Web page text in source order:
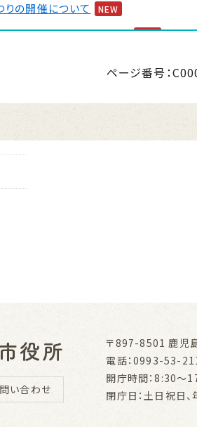
りの開催について NEW
活イベント2026 第2弾 NEW
ページ番号：
い合わせ
〒897-8501鹿児
電話：0993-53-
開庁時間：8:30～
閉庁日：土日祝日